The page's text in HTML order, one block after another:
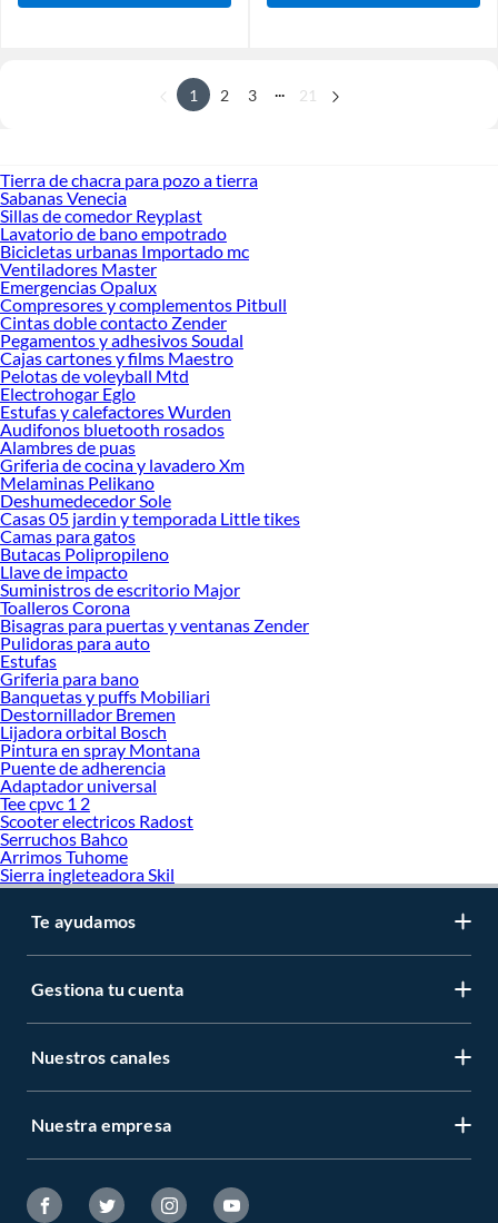
1 2 3 ... 21
Tierra de chacra para pozo a tierra
Sabanas Venecia
Sillas de comedor Reyplast
Lavatorio de bano empotrado
Bicicletas urbanas Importado mc
Ventiladores Master
Emergencias Opalux
Compresores y complementos Pitbull
Cintas doble contacto Zender
Pegamentos y adhesivos Soudal
Cajas cartones y films Maestro
Pelotas de voleyball Mtd
Electrohogar Eglo
Estufas y calefactores Wurden
Audifonos bluetooth rosados
Alambres de puas
Griferia de cocina y lavadero Xm
Melaminas Pelikano
Deshumedecedor Sole
Casas 05 jardin y temporada Little tikes
Camas para gatos
Butacas Polipropileno
Llave de impacto
Suministros de escritorio Major
Toalleros Corona
Bisagras para puertas y ventanas Zender
Pulidoras para auto
Estufas
Griferia para bano
Banquetas y puffs Mobiliari
Destornillador Bremen
Lijadora orbital Bosch
Pintura en spray Montana
Puente de adherencia
Adaptador universal
Tee cpvc 1 2
Scooter electricos Radost
Serruchos Bahco
Arrimos Tuhome
Sierra ingleteadora Skil
Te ayudamos
Gestiona tu cuenta
Nuestros canales
Nuestra empresa